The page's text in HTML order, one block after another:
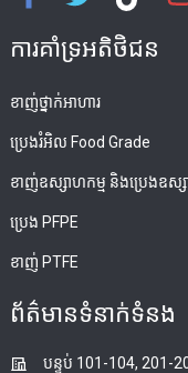
ការគាំទ្រអតិថិជន
ខាញ់ថ្នាក់អាហារ
ប្រេងរំអិល Food Grade
ខាញ់ឧស្សាហកម្ម និងប្រេងឧស្ស
ប្រេង PFPE
ខាញ់ PTFE
ព័ត៌មានទំនាក់ទំនង
បន្ទប់ 101-104, 201-